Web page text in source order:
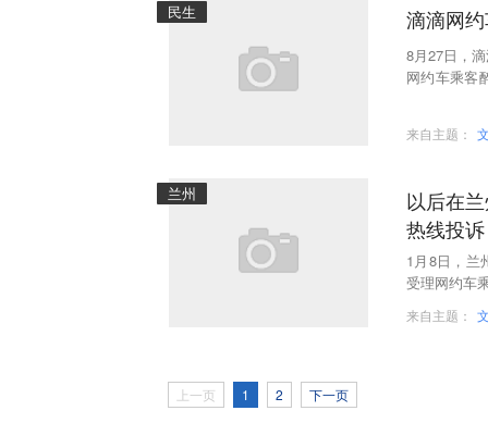
民生 滴滴网
8月27日，
网约车乘客
来自主题：
兰州
以后在
热线投诉
1月8日，兰
受理网约车
来自主题：
上一页 1 2 下一页